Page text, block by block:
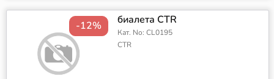
-12% биалета CTR
Кат. No: CL0195
CTR